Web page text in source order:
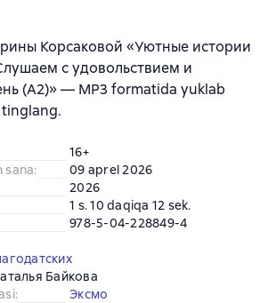
Корсаковой «Уютные истории
с удовольствием и
(А2)» — MP3 formatida yuklab
16+
sana:
09 aprel 2026
2026
1 s. 10 daqiqa 12 sek.
978-5-04-228849-4
Байкова
:
Эксмо